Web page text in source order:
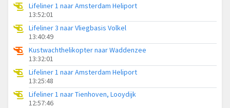
Lifeliner 1 naar Amsterdam Heliport
13:52:01
Lifeliner 3 naar Vliegbasis Volkel
13:40:49
Kustwachthelikopter naar Waddenzee
13:32:01
Lifeliner 1 naar Amsterdam Heliport
13:25:48
Lifeliner 1 naar Tienhoven, Looydijk
12:57:46